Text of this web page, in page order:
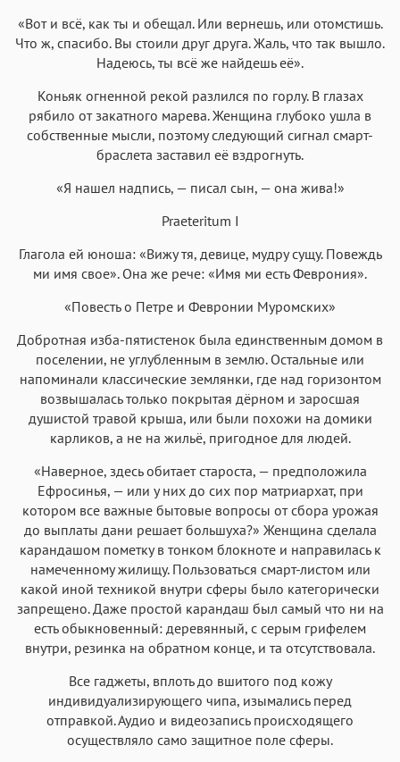
«Вот и всё, как ты и обещал. Или вернешь, или отомстишь.
Что ж, спасибо. Вы стоили друг друга. Жаль, что так вышло.
Надеюсь, ты всё же найдешь её».
Коньяк огненной рекой разлился по горлу. В глазах
рябило от закатного марева. Женщина глубоко ушла в
собственные мысли, поэтому следующий сигнал смарт-
браслета заставил её вздрогнуть.
«Я нашел надпись, — писал сын, — она жива!»
Praeteritum I
Глагола ей юноша: «Вижу тя, девице, мудру сущу. Повеждь
ми имя свое». Она же рече: «Имя ми есть Феврония».
«Повесть о Петре и Февронии Муромских»
Добротная изба-пятистенок была единственным домом в
поселении, не углубленным в землю. Остальные или
напоминали классические землянки, где над горизонтом
возвышалась только покрытая дёрном и заросшая
душистой травой крыша, или были похожи на домики
карликов, а не на жильё, пригодное для людей.
«Наверное, здесь обитает староста, — предположила
Ефросинья, — или у них до сих пор матриархат, при
котором все важные бытовые вопросы от сбора урожая
до выплаты дани решает большуха?» Женщина сделала
карандашом пометку в тонком блокноте и направилась к
намеченному жилищу. Пользоваться смарт-листом или
какой иной техникой внутри сферы было категорически
запрещено. Даже простой карандаш был самый что ни на
есть обыкновенный: деревянный, с серым грифелем
внутри, резинка на обратном конце, и та отсутствовала.
Все гаджеты, вплоть до вшитого под кожу
индивидуализирующего чипа, изымались перед
отправкой. Аудио и видеозапись происходящего
осуществляло само защитное поле сферы.